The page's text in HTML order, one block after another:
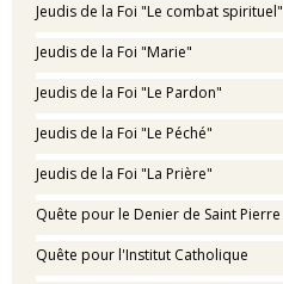
Jeudis de la Foi "Le combat spirituel"
Jeudis de la Foi "Marie"
Jeudis de la Foi "Le Pardon"
Jeudis de la Foi "Le Péché"
Jeudis de la Foi "La Prière"
Quête pour le Denier de Saint Pierre
Quête pour l'Institut Catholique